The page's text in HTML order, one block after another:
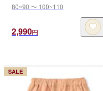
80~90 〜 100~110
2,990円
SALE